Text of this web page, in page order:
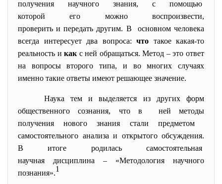
получения научного знания, с помощью
которой его можно воспроизвести,
проверить и передать другим. В основном человека
всегда интересует два вопроса: что такое какая-то
реальность икак с ней обращаться. Метод – это ответ
на вопросы второго типа, и во многих случаях
именно такие ответы имеют решающее значение.
Наука тем и выделяется из других форм
общественного сознания, что в ней методы
получения нового знания стали предметом
самостоятельного анализа и открытого обсуждения.
В итоге родилась самостоятельная
научная дисциплина – «Методология научного
познания».1